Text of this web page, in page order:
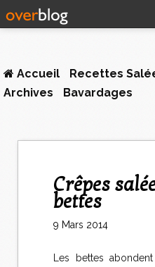
Accueil Recettes
Archives
Bavardages
Crêpes salées farcies aux
bettes
9 Mars 2014
Les bettes